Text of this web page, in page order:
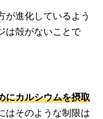
が進化しているよう
は殻がないことで
にカルシウムを摂取
はそのような制限は